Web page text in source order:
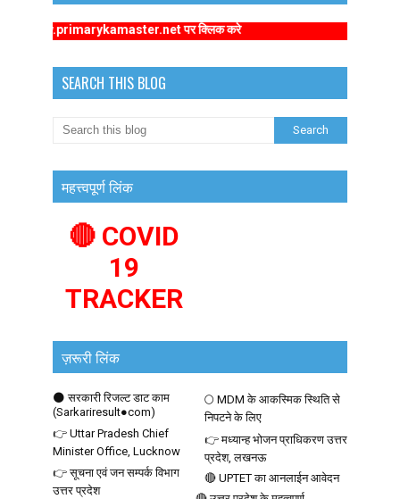
पर क्लिक करे
SEARCH THIS BLOG
महत्त्वपूर्ण लिंक
🔴 COVID
19
TRACKER
ज़रूरी लिंक
🌑 सरकारी रिजल्ट डाट काम
(Sarkariresult●com)
🌕 MDM के आकस्मिक स्थिति से
निपटने के लिए
👉 Uttar Pradesh Chief
Minister Office, Lucknow
👉 मध्यान्ह भोजन प्राधिकरण उत्तर
प्रदेश, लखनऊ
👉 सूचना एवं जन सम्पर्क विभाग
उत्तर प्रदेश
🔴 UPTET का आनलाईन आवेदन